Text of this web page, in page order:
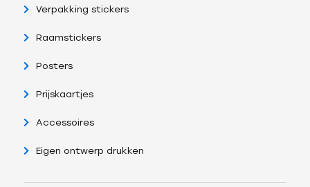
Verpakking stickers
Raamstickers
Posters
Prijskaartjes
Accessoires
Eigen ontwerp drukken